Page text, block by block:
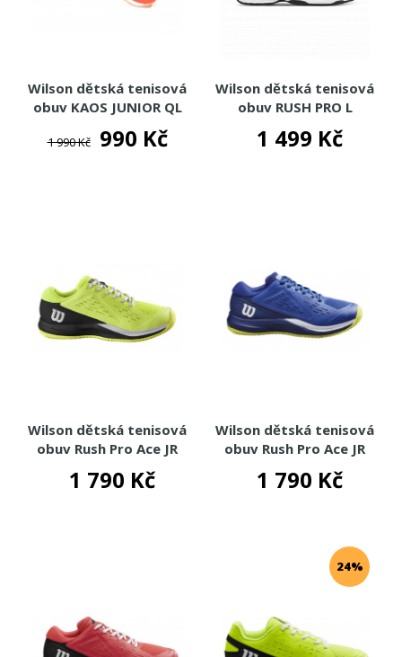
Wilson dětská tenisová
obuv KAOS JUNIOR QL
1 990 Kč 990 Kč
Wilson dětská tenisová
obuv RUSH PRO L
1 499 Kč
Wilson dětská tenisová
obuv Rush Pro Ace JR
1 790 Kč
Wilson dětská tenisová
obuv Rush Pro Ace JR
1 790 Kč
24%